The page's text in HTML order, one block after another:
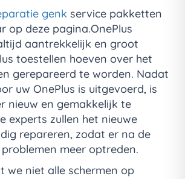
genk service pakketten
op deze pagina.OnePlus
aantrekkelijk en groot
toestellen hoeven over het
gerepareerd te worden. Nadat
uw OnePlus is uitgevoerd, is
nieuw en gemakkelijk te
experts zullen het nieuwe
repareren, zodat er na de
meer optreden.
we niet alle schermen op